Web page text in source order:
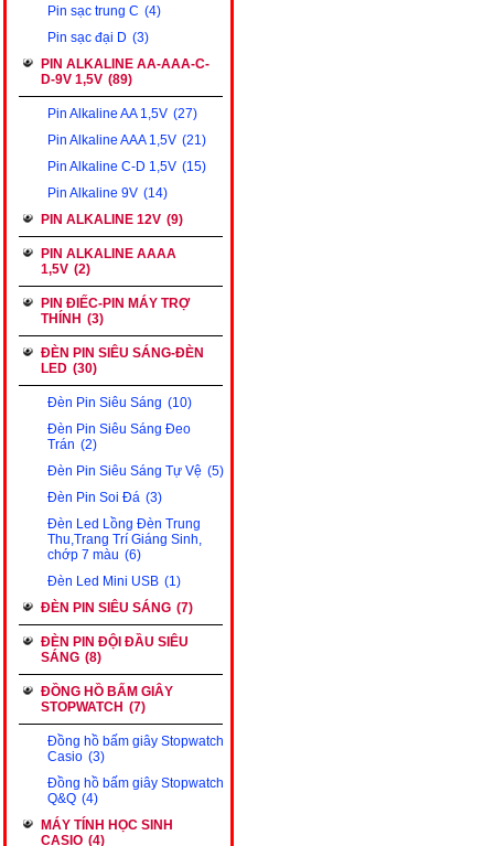
Pin sạc trung C (4)
Pin sạc đại D (3)
PIN ALKALINE AA-AAA-C-
D-9V 1,5V (89)
Pin Alkaline AA 1,5V (27)
Pin Alkaline AAA 1,5V (21)
Pin Alkaline C-D 1,5V (15)
Pin Alkaline 9V (14)
PIN ALKALINE 12V (9)
PIN ALKALINE AAAA
1,5V (2)
PIN ĐIẾC-PIN MÁY TRỢ
THÍNH (3)
ĐÈN PIN SIÊU SÁNG-ĐÈN
LED (30)
Đèn Pin Siêu Sáng (10)
Đèn Pin Siêu Sáng Đeo
Trán (2)
Đèn Pin Siêu Sáng Tự Vệ (5)
Đèn Pin Soi Đá (3)
Đèn Led Lồng Đèn Trung
Thu,Trang Trí Giáng Sinh,
chớp 7 màu (6)
Đèn Led Mini USB (1)
ĐÈN PIN SIÊU SÁNG (7)
ĐÈN PIN ĐỘI ĐẦU SIÊU
SÁNG (8)
ĐỒNG HỒ BẤM GIÂY
STOPWATCH (7)
Đồng hồ bấm giây Stopwatch
Casio (3)
Đồng hồ bấm giây Stopwatch
Q&Q (4)
MÁY TÍNH HỌC SINH
CASIO (4)